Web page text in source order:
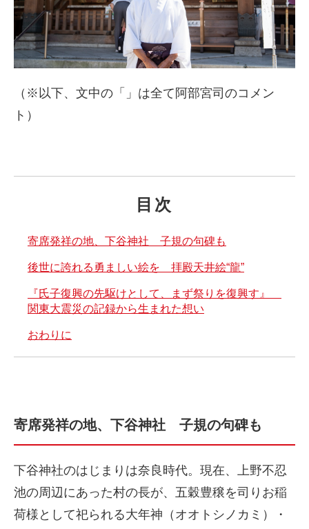
（※以下、文中の「」は全て阿部宮司のコメン
ト）
目次
寄席発祥の地、下谷神社 子規の句碑も
後世に誇れる勇ましい絵を 拝殿天井絵“龍”
『氏子復興の先駆けとして、まず祭りを復興す』
関東大震災の記録から生まれた想い
おわりに
寄席発祥の地、下谷神社 子規の句碑も
下谷神社のはじまりは奈良時代。現在、上野不忍
池の周辺にあった村の長が、五穀豊穣を司りお稲
荷様として祀られる大年神（オオトシノカミ）・